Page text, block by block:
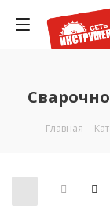
Главная -